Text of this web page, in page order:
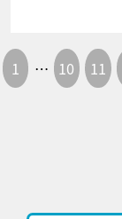
1 … 10 11